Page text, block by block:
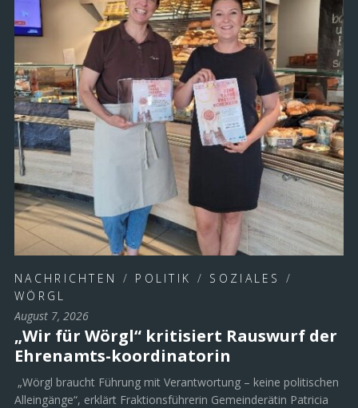
NACHRICHTEN / POLITIK / SOZIALES
/
WÖRGL
August 7, 2026
„Wir für Wörgl“ kritisiert Rauswurf der
Ehrenamts-koordinatorin
„Wörgl braucht Führung mit Verantwortung – keine politischen
Alleingänge“, erklärt Fraktionsführerin Gemeinderätin Patricia